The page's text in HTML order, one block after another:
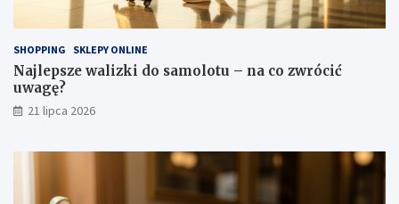
SHOPPING SKLEPY ONLINE
Najlepsze walizki do samolotu – na co zwrócić
uwagę?
21 lipca 2026